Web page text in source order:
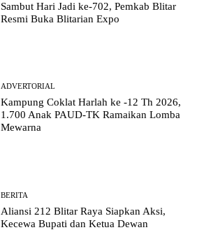
Sambut Hari Jadi ke-702, Pemkab Blitar
Resmi Buka Blitarian Expo
ADVERTORIAL
Kampung Coklat Harlah ke -12 Th 2026,
1.700 Anak PAUD-TK Ramaikan Lomba
Mewarna
BERITA
Aliansi 212 Blitar Raya Siapkan Aksi,
Kecewa Bupati dan Ketua Dewan